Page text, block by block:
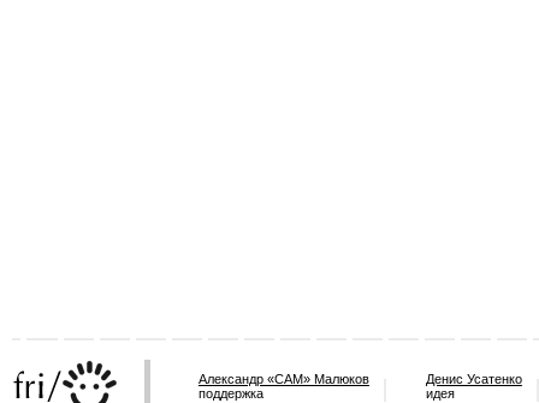
Александр «САМ» Малюков
поддержка
Денис Усатенко
идея